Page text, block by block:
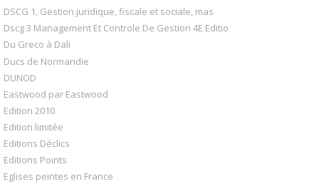
DSCG 1, Gestion juridique, fiscale et sociale, mas
Dscg 3 Management Et Controle De Gestion 4E Editio
Du Greco à Dali
Ducs de Normandie
DUNOD
Eastwood par Eastwood
Edition 2010
Edition limitée
Editions Déclics
Editions Points
Eglises peintes en France